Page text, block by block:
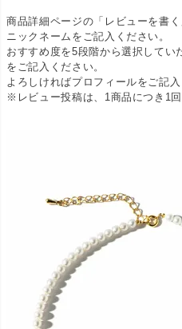
商品詳細ページの「レビューを書
ニックネームをご記入ください。
おすすめ度を5段階から選択してい
をご記入ください。
よろしければプロフィールをご記入
※レビュー投稿は、1商品につき1回